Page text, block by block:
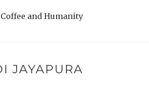
and Humanity
JAYAPURA